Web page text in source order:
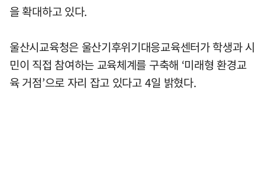
을 확대하고 있다.
울산시교육청은 울산기후위기대응교육센터가 학생과 시
민이 직접 참여하는 교육체계를 구축해 ‘미래형 환경교
육 거점’으로 자리 잡고 있다고 4일 밝혔다.